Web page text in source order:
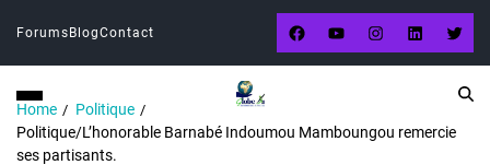
Forums BlogContact
Home
Politique
Politique/L’honorable Barnabé Indoumou Mamboungou remercie
ses partisants.